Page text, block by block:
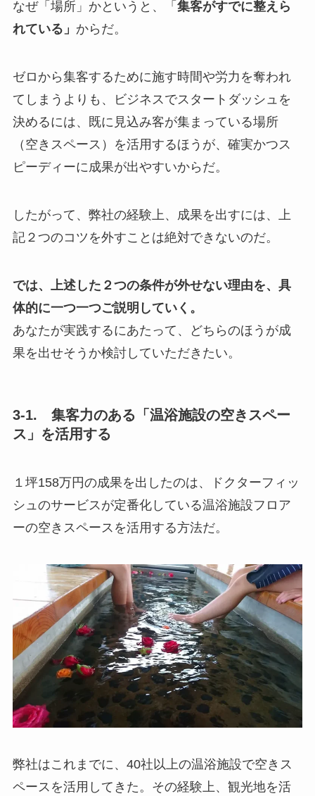
なぜ「場所」かというと、「 集客がすでに整えら
れている」 からだ。
ゼロから集客するために施す時間や労力を奪われ
てしまうよりも、ビジネスでスタートダッシュを
決めるには、既に見込み客が集まっている場所
（空きスペース）を活用するほうが、確実かつス
ピーディーに成果が出やすいからだ。
したがって、弊社の経験上、成果を出すには、上
記２つのコツを外すことは絶対できないのだ。
では、上述した２つの条件が外せない理由を、具
体的に一つ一つご説明していく。
あなたが実践するにあたって、どちらのほうが成
果を出せそうか検討していただきたい。
3-1. 集客力のある「温浴施設の空きスペー
ス」を活用する
１坪158万円の成果を出したのは、ドクターフィッ
シュのサービスが定番化している温浴施設フロア
ーの空きスペースを活用する方法だ。
弊社はこれまでに、40社以上の温浴施設で空きス
ペースを活用してきた。その経験上、観光地を活